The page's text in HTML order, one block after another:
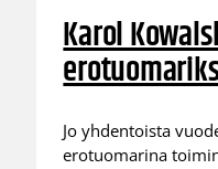
Karol
Jo yhdentoista
erotuomarina